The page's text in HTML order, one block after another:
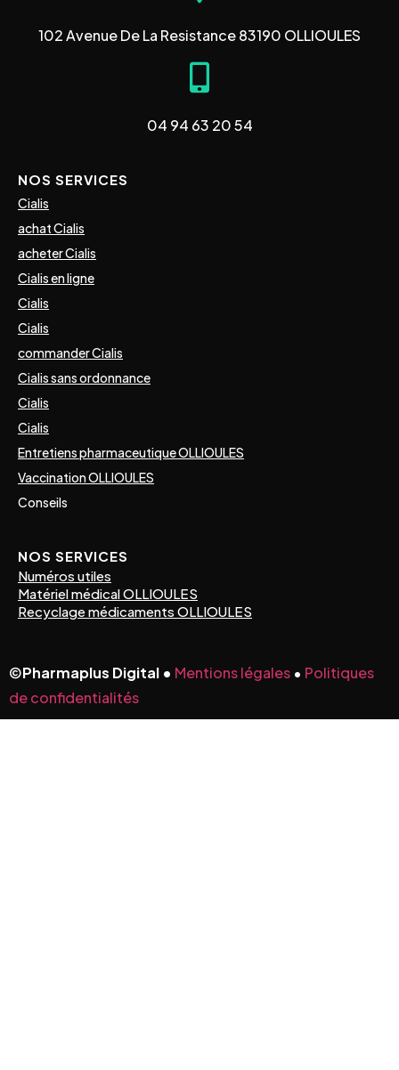
102 Avenue De La Resistance 83190 OLLIOULES
04 94 63 20 54
NOS SERVICES
Cialis
achat Cialis
acheter Cialis
Cialis en ligne
Cialis
Cialis
commander Cialis
Cialis sans ordonnance
Cialis
Cialis
Entretiens pharmaceutique OLLIOULES
Vaccination OLLIOULES
Conseils
NOS SERVICES
Numéros utiles
Matériel médical OLLIOULES
Recyclage médicaments OLLIOULES
©Pharmaplus Digital • Mentions légales • Politiques
de confidentialités